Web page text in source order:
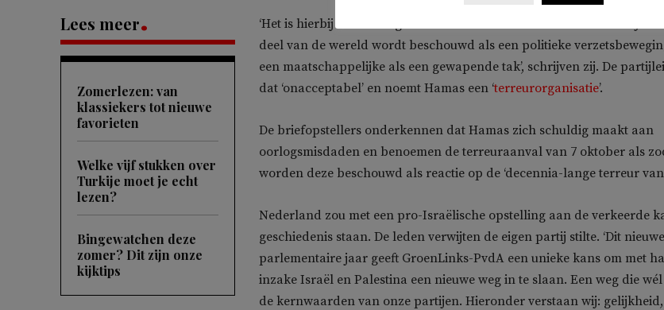
Lees meer
Zomerlezen: van
klassiekers tot nieuwe
favorieten
Welke vijf stukken over
Turkije moet je echt
lezen?
Bingewatchen deze
zomer? Dit zijn onze
kijktips
‘Het is hierbij van belang te onderkennen dat Hamas door
deel van de wereld wordt beschouwd als een politieke
een maatschappelijke als een gewapende tak’, schrijven zij. De
dat ‘onacceptabel’ en noemt Hamas een ‘terreurorganisatie’.
De briefopstellers onderkennen dat Hamas zich schuldig maakt aan
oorlogsmisdaden en benoemen de terreuraanval van 7 oktober als
worden deze beschouwd als reactie op de ‘decennia-lange terreur van
Nederland zou met een pro-Israëlische opstelling aan de verkeerde
geschiedenis staan. De leden verwijten de eigen partij stilte. ‘Dit nieuwe
parlementaire jaar geeft GroenLinks-PvdA een unieke kans om met
inzake Israël en Palestina een nieuwe weg in te slaan. Een weg die
de kernwaarden van onze partijen. Hieronder verstaan wij: gelijkheid,